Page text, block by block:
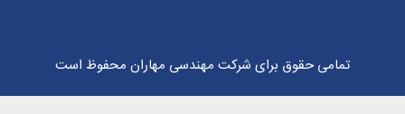
تمامی حقوق برای شرکت مهندسی مهاران محفوظ است